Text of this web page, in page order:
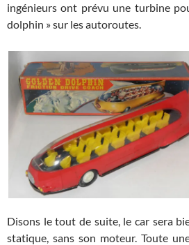
ingénieurs ont prévu une turbine
dolphin » sur les autoroutes.
Disons le tout de suite, le car sera
statique, sans son moteur. Toute